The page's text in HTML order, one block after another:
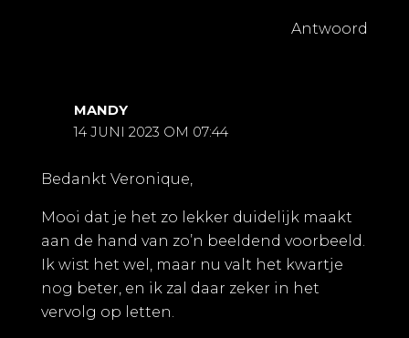
Antwoord
MANDY
14 JUNI 2023 OM 07:44
Bedankt Veronique,
Mooi dat je het zo lekker duidelijk maakt
aan de hand van zo’n beeldend voorbeeld.
Ik wist het wel, maar nu valt het kwartje
nog beter, en ik zal daar zeker in het
vervolg op letten.